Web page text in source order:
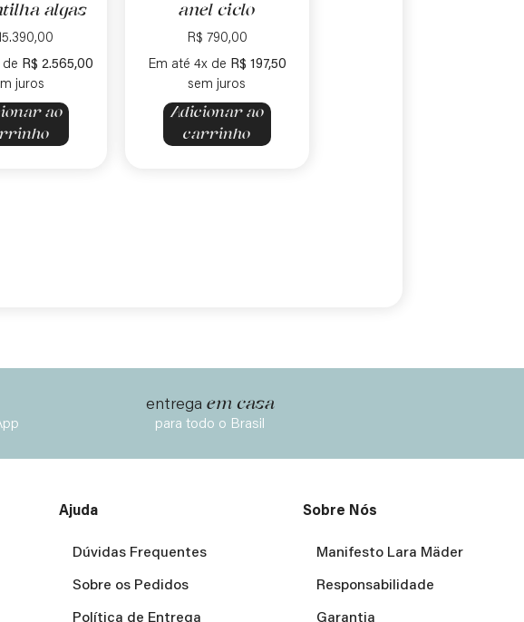
algas
de R$ 2.565,00
juros
ao
anel ciclo
R$ 790,00
Em até 4x de R$ 197,50
sem juros
Adicionar ao
carrinho
entrega em casa
para todo o Brasil
Ajuda
Dúvidas Frequentes
Sobre os Pedidos
Política de Entrega
Sobre Nós
Manifesto Lara Mäder
Responsabilidade
Garantia